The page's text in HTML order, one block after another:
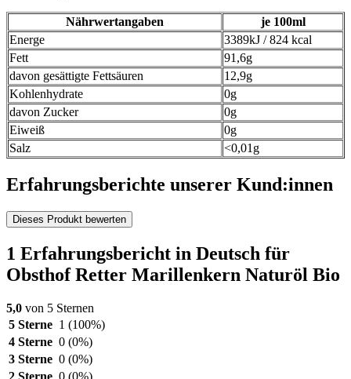
Nährwertangaben
je 100ml
Energe
3389kJ / 824 kcal
Fett
91,6g
davon gesättigte Fettsäuren
12,9g
Kohlenhydrate
0g
davon Zucker
0g
Eiweiß
0g
Salz
<0,01g
Erfahrungsberichte unserer Kund:innen
Dieses Produkt bewerten
1 Erfahrungsbericht in Deutsch für
Obsthof Retter Marillenkern Naturöl Bio
5,0 von 5 Sternen
5 Sterne 1 (100%)
4 Sterne 0 (0%)
3 Sterne 0 (0%)
2 Sterne 0 (0%)